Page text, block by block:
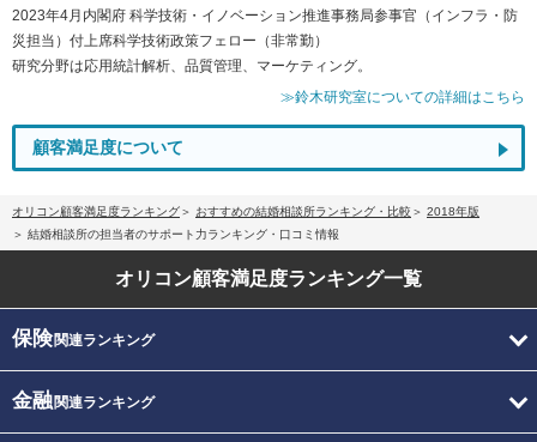
2023年4月内閣府 科学技術・イノベーション推進事務局参事官（インフラ・防
災担当）付上席科学技術政策フェロー（非常勤）
研究分野は応用統計解析、品質管理、マーケティング。
≫鈴木研究室についての詳細はこちら
顧客満足度について
オリコン顧客満足度ランキング おすすめの結婚相談所ランキング・比較
2018年版
結婚相談所の担当者のサポート力ランキング・口コミ情報
オリコン顧客満足度ランキング一覧
保険関連ランキング
金融関連ランキング